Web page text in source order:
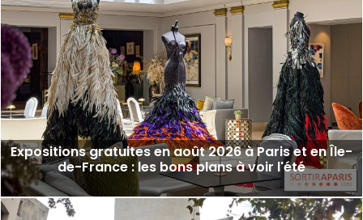
Expositions gratuites en août 2026 à Paris et en Île-
de-France : les bons plans à voir l'été